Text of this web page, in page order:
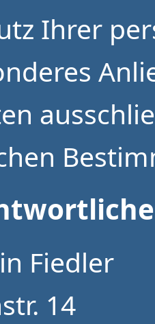
Ihrer
Fiedler
14